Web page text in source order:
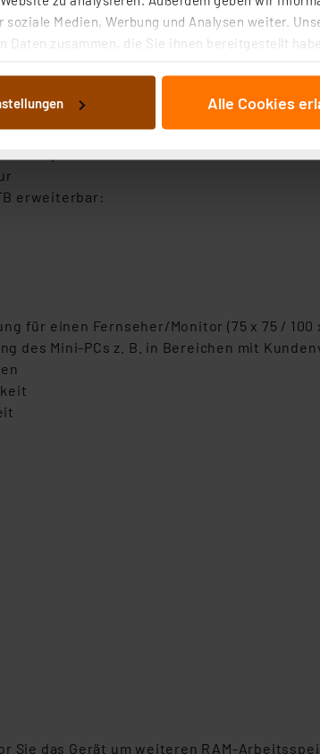
Medien, Werbung und Analysen weiter.
zusammen, die Sie ihnen bereitgestellt
die von Ihnen ausgewählten
Cookies nach Zweck und Anbieter ist durch
Sie jederzeit unter dem Link „Cookie
Abrufung und Weiterverarbeitung dieser
bleibt hiervon unberührt. Ihre Browser-
werden und dieses Banner erneut
in den USA. Ihre Einwilligung zur Einbindung von
Ihrer Daten in den USA gemäß Art. 49 (1) lit. a
Datenübermittlung erhalten Sie in der
Dies bedeutet, dass die USA als Land mit
etwa das Risiko, dass US-Behörden
hiergegen Klagemöglichkeiten für Europäer
die Standarddatenschutzklauseln der
insbesondere der Art der
Alle Cookies
30.01.2024)
bis zu 2160p (4K UHD @60 Hz); mit Intel
6, Dualband 2.4/5 GHz); alternativer
per LAN
erweiterbar:
für einen Fernseher/Monitor (75 x 75 / 100
des Mini-PCs z. B. in Bereichen mit
das Gerät um weiteren RAM-